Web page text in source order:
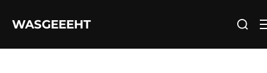
InhaltWASGEEEHT
Suchen